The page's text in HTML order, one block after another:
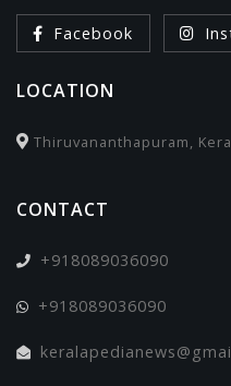
Facebook
LOCATION
Thiruvananthapuram,
CONTACT
+918089036090
+918089036090